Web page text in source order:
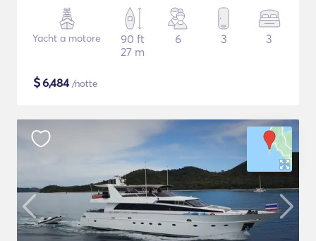
Yacht a motore
90 ft
27 m
6 3 3
$6,484/notte